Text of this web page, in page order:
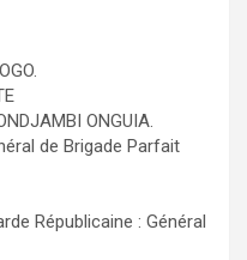
ONGUIA.
de Brigade Parfait
Républicaine : Général